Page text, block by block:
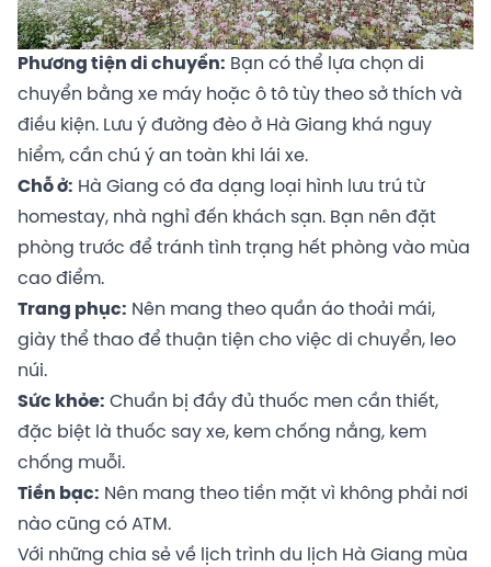
Phương tiện di chuyển: Bạn có thể lựa chọn di
chuyển bằng xe máy hoặc ô tô tùy theo sở thích và
điều kiện. Lưu ý đường đèo ở Hà Giang khá nguy
hiểm, cần chú ý an toàn khi lái xe.
Chỗ ở: Hà Giang có đa dạng loại hình lưu trú từ
homestay, nhà nghỉ đến khách sạn. Bạn nên đặt
phòng trước để tránh tình trạng hết phòng vào mùa
cao điểm.
Trang phục: Nên mang theo quần áo thoải mái,
giày thể thao để thuận tiện cho việc di chuyển, leo
núi.
Sức khỏe: Chuẩn bị đầy đủ thuốc men cần thiết,
đặc biệt là thuốc say xe, kem chống nắng, kem
chống muỗi.
Tiền bạc: Nên mang theo tiền mặt vì không phải nơi
nào cũng có ATM.
Với những chia sẻ về lịch trình du lịch Hà Giang mùa